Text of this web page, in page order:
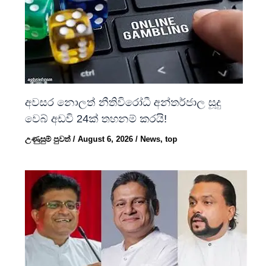
අවසර නොලත් නීතිවිරෝධී අන්තර්ජාල සූදු
වෙබ් අඩවි 24ක් තහනම් කරයි!
උණුසුම් පුවත්/August 6, 2026/News,top